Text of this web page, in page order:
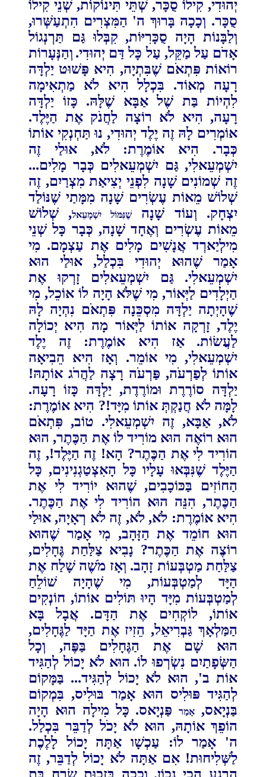
יְהוּדִי, קִילוֹ סֻכָּר, שְׁתֵּי תִּינוֹקוֹת, שְׁנֵי קִילוֹ
סֻכָּר. וְכָכָה בָּרוּךְ ה' הַמִּצְרִים הִתְעַשְּׁרוּ,
‏וְלַבָּנוֹת ‏הָיָה סֻכָּרִיּוֹת, קִבְּלוּ גַּם תַּרְנְגוֹל
אָדֹם עַל מַקֵּל, עַל כָּל דַּם יְהוּדִי.‏וְהַנְּעָרוֹת
רוֹאוֹת פִּתְאֹם שֶׁבִּתְיָה, הִיא פָּשׁוּט יַלְדָּה
רָעָה מְאוֹד. בִּכְלָל הִיא לֹא מַתְאִימָה
לִהְיוֹת ‏‏בַּת שֶׁל אַבָּא שֶׁלָּהּ. כָּזוֹ יַלְדָּה
רָעָה, הִיא לֹא רוֹצָה לַחֲנֹק אֶת הַיֶּלֶד.
אוֹמְרִים לָהּ זֶה יֶלֶד יְהוּדִי, נוּ ‏‏תַּחְנְקִי אוֹתוֹ
כְּבָר. הִיא אוֹמֶרֶת: לֹא, אוּלַי זֶה
יִשְׁמְעֵאלִי, גַּם יִשְׁמְעֵאלִים כְּבָר מָלִים...
זֶה שְׁמוֹנִים ‏‏שָׁנָה לִפְנֵי יְצִיאַת מִצְרַיִם, זֶה
שְׁלוֹשׁ מֵאוֹת עֶשְׂרִים שָׁנָה מִמָּתַי שֶׁנּוֹלַד
יִצְחָק. וְעוֹד שָׁנָה ‏‏שֶׁנִּמּוֹל ‏יִשְׁמָעֵאל, שְׁלוֹשׁ
מֵאוֹת עֶשְׂרִים וְאֶחָד שָׁנָה, כְּבָר כָּל שְׁנֵי
מִילְיַארְד אֲנָשִׁים מָלִים אֶת ‏עַצְמָם. מִי
‏אָמַר שֶׁהוּא יְהוּדִי בִּכְלַל, אוּלַי הוּא
יִשְׁמְעֵאלִי. גַּם יִשְׁמְעֵאלִים זָרְקוּ אֶת
הַיְלָדִים לַיְּאוֹר, ‏מִי שֶׁלֹּא ‏הָיָה לוֹ אוֹכֵל, מִי
שֶׁהָיְתָה יַלְדָּה מִסְכֵּנָה פִּתְאֹם נִהְיָה לָהּ
יֶלֶד, זָרְקָה אוֹתוֹ לַיְּאוֹר מָה ‏הִיא יְכוֹלָה
‏לַעֲשׂוֹת.‏
אַז הִיא אוֹמֶרֶת: זֶה יֶלֶד
יִשְׁמְעֵאלִי, מִי אוֹמֵר. וְאָז הִיא הֵבִיאָה
אוֹתוֹ לְפַרְעֹה, פַּרְעֹה רָצָה לַהֲרֹג ‏‏אוֹתָהּ!
יַלְדָּה סוֹרֶרֶת וּמוֹרֶדֶת, יַלְדָּה כָּזוֹ רָעָה.
לָמָּה לֹא חֲנַקְתְּ אוֹתוֹ מִיָּד!? הִיא אוֹמֶרֶת:
לֹא, ‏‏אַבָּא, זֶה יִשְׁמְעֵאלִי. טוֹב, פִּתְאֹם
הוּא רוֹאֶה הוּא מוֹרִיד לוֹ אֶת הַכֶּתֶר, הוּא
הוֹרִיד לִי אֶת הַכֶּתֶר? ‏‏הָא! זֶה הַיֶּלֶד!, זֶה
הַיֶּלֶד שֶׁנִּבְּאוּ עָלָיו כָּל הָאִצְטַגְנִינִים, כָּל
הַחוֹזִים בַּכּוֹכָבִים, שֶׁהוּא יוֹרִיד לִי אֶת
‏‏הַכֶּתֶר, הִנֵּה הוּא הוֹרִיד לִי אֶת הַכֶּתֶר.
הִיא אוֹמֶרֶת: לֹא, לֹא, זֶה לֹא רְאָיָה, אוּלַי
הוּא חוֹמֵד אֶת ‏‏הַזָּהָב, מִי אָמַר שֶׁהוּא
רוֹצֶה אֶת הַכֶּתֶר? נָבִיא צַלַּחַת גֶּחָלִים,
צַלַּחַת מַטְבְּעוֹת זָהָב. וְאָז מֹשֶׁה ‏‏שָׁלַח אֶת
הַיָּד לְמַטְבְּעוֹת, מִי שֶׁהָיָה שׁוֹלֵחַ
לְמַטְבְּעוֹת מִיָּד הָיוּ תּוֹלִים אוֹתוֹ, חוֹנְקִים
אוֹתוֹ, ‏‏לוֹקְחִים אֶת הַדָּם. אֲבָל בָּא
הַמַּלְאָךְ גַּבְרִיאֵל, הֵזִיז אֶת הַיָּד לַגֶּחָלִים,
הוּא שָׁם אֶת הַגֶּחָלִים בַּפֶּה, ‏‏וְכָל
הַשְּׂפָתַיִם נִשְׂרְפוּ לוֹ.‏ הוּא לֹא יָכוֹל לְהַגִּיד
אוֹת ב', הוּא לֹא יָכוֹל לְהַגִּיד... בַּמָּקוֹם
לְהַגִּיד פּוּלִיס הוּא אָמַר בּוּלִיס, ‏‏בִּמְקוֹם
בַּנְיָאס,אָמַרפַּנְיָאס. כָּל מִילָה הוּא הָיָה
הוֹפֵךְ אוֹתָהּ, הוּא לֹא יָכֹל לְדַבֵּר בִּכְלַל.
ה' אָמַר ‏‏לוֹ: עַכְשָׁו אַתָּה יָכוֹל לָלֶכֶת
לַשְּׁלִיחוּת! אִם אַתָּה לֹא יָכוֹל לְדַבֵּר, זֶה
הָרֶגַע הָכִי נָכוֹן.‏ וְכָכָה בִּזְכוּת שֶׂרַח בַּת